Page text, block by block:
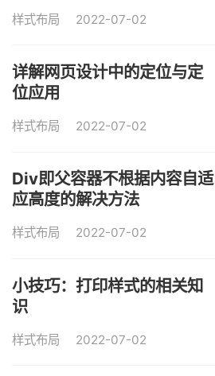
样式布局 2022-07-02
详解网页设计中的定位与定
位应用
样式布局 2022-07-02
Div即父容器不根据内容自适
应高度的解决方法
样式布局 2022-07-02
小技巧：打印样式的相关知
识
样式布局 2022-07-02